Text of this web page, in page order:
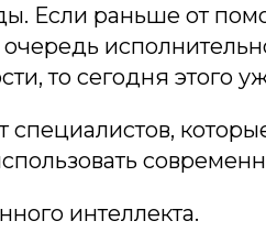
Если раньше от
то сегодня этого
интеллекта.